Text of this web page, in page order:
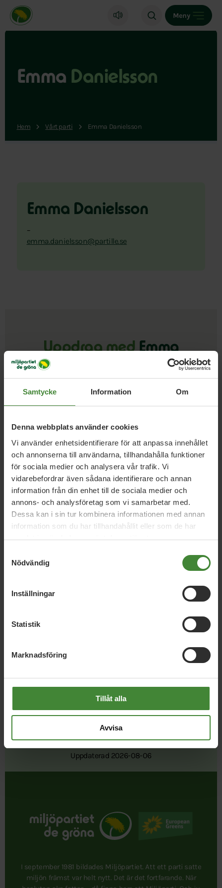
Samtycke Information Om
Denna webbplats använder cookies
Vi använder enhetsidentifierare för att anpassa innehållet
och annonserna till användarna, tillhandahålla funktioner
för sociala medier och analysera vår trafik. Vi
vidarebefordrar även sådana identifierare och annan
information från din enhet till de sociala medier och
annons- och analysföretag som vi samarbetar med.
Dessa kan i sin tur kombinera informationen med annan
information som du har tillhandahållit eller som de har
samlat in när du har använt deras tjänster.
Nödvändig
Inställningar
Statistik
Marknadsföring
Tillåt alla
Avvisa
Miljöpartiet de gröna, startsida
Meny
Emma Danielsson
Hem Vårt parti Emma Danielsson
Emma Danielsson
–
emma.danielsson@partille.se
Uppdrag medEmma
Emma Danielsson
Kommunfullmäktige Partille
Emma Danielsson Karin Olsson
Mikael Lindquist
Tobias Hennig
Ulla-Carin Moberg
Dela denna sida och hjälp oss
Uppdaterad 2026-08-06
I september 1981 bildades Miljöpartiet. Att ett parti satte
miljön främst var helt nytt. Det är det fortfarande. När